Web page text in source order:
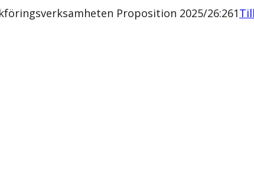
Proposition 2025/26:261